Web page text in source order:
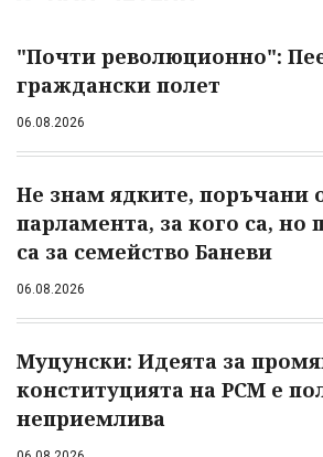
"Почти революционно":
граждански полет
06.08.2026
Не знам ядките, поръчани
парламента, за кого са, но
са за семейство Баневи
06.08.2026
Муцунски: Идеята за
конституцията на РСМ е
неприемлива